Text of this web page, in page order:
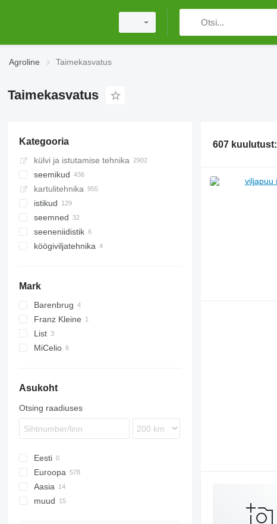
Agroline Taimekasvatus
Taimekasvatus
Kategooria
külvi ja istutamise tehnika
seemikud
lilleistikud
dekoratiivmuru istikud
muud seemikud
kartulitehnika
istikud
ilupõõsa istikud
viljapõõsa istikud
viljapuude istikud
seemned
seemnematerjalid
lilleseemned
seeneniidistik
köögiviljatehnika
köögiviljade pesemismasinad
konteinerite täitematerjalid
porgandikoristuskombainid
maisikombainid
sachet-pakendamismasinad
hernekombainid
kapsakoristuskombainid
Mark
Barenbrug
Franz Kleine
List
MiCelio
Asukoht
Otsing raadiuses
Eesti
Euroopa
Poola
Holland
Aasia
Usbekistan
muud
607 kuulutust: